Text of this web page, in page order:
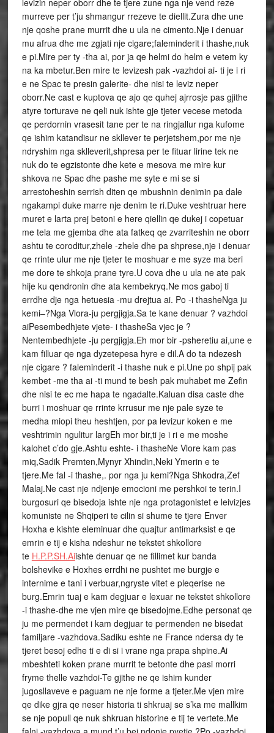
levizin neper oborr dhe te tjere zune nga nje vend reze
murreve per t’ju shmangur rrezeve te diellit.Zura dhe une
nje qoshe prane murrit dhe u ula ne cimento.Nje i denuar
mu afrua dhe me zgjati nje cigare;faleminderit i thashe,nuk
e pi.Mire per ty -tha ai, por ja qe helmi do helm e vetem ky
na ka mbetur.Ben mire te levizesh pak -vazhdoi ai- ti je i ri
e ne Spac te presin galerite- dhe nisi te leviz neper
oborr.Ne cast e kuptova qe ajo qe quhej ajrrosje pas gjithe
atyre torturave ne qeli nuk ishte gje tjeter vecese metoda
qe perdornin vrasesit tane per te na ringjallur nga kufome
qe ishim katandisur ne skllever te perjetshem,por me nje
ndryshim nga sklleverit,shpresa per te fituar lirine tek ne
nuk do te egzistonte dhe kete e mesova me mire kur
shkova ne Spac dhe pashe me syte e mi se si
arrestoheshin serrish diten qe mbushnin denimin pa dale
ngakampi duke marre nje denim te ri.Duke veshtruar here
muret e larta prej betoni e here qiellin qe dukej i copetuar
me tela me gjemba dhe ata fatkeq qe zvarriteshin ne oborr
ashtu te coroditur,zhele -zhele dhe pa shprese,nje i denuar
qe rrinte ulur me nje tjeter te moshuar e me syze ma beri
me dore te shkoja prane tyre.U cova dhe u ula ne ate pak
hije ku qendronin dhe ata kembekryq.Ne mos gaboj ti
errdhe dje nga hetuesia -mu drejtua ai. Po -i thasheNga ju
kemi–?Nga Vlora-ju pergjigja.Sa te kane denuar ? vazhdoi
aiPesembedhjete vjete- i thasheSa vjec je ?
Nentembedhjete -ju pergjigja.Eh mor bir -psheretiu ai,une e
kam filluar qe nga dyzetepesa hyre e dil.A do ta ndezesh
nje cigare ? faleminderit -i thashe nuk e pi.Une po shpij pak
kembet -me tha ai -ti mund te besh pak muhabet me Zefin
dhe nisi te ec me hapa te ngadalte.Kaluan disa caste dhe
burri i moshuar qe rrinte krrusur me nje pale syze te
medha miopi theu heshtjen, por pa levizur koken e me
veshtrimin ngulitur largEh mor bir,ti je i ri e me moshe
kalohet c’do gje.Ashtu eshte- i thasheNe Vlore kam pas
miq,Sadik Premten,Mynyr Xhindin,Neki Ymerin e te
tjere.Me fal -i thashe,. por nga ju kemi?Nga Shkodra,Zef
Malaj.Ne cast nje ndjenje emocioni me pershkoi te terin.I
burgosuri qe bisedoja ishte nje nga protagonistet e leivizjes
komuniste ne Shqiperi te cilin si shume te tjere Enver
Hoxha e kishte eleminuar dhe quajtur antimarksist e qe
emrin e tij e kisha ndeshur ne tekstet shkollore
te H.P.P.SH.Aiishte denuar qe ne fillimet kur banda
bolshevike e Hoxhes errdhi ne pushtet me burgje e
internime e tani i verbuar,ngryste vitet e pleqerise ne
burg.Emrin tuaj e kam degjuar e lexuar ne tekstet shkollore
-i thashe-dhe me vjen mire qe bisedojme.Edhe personat qe
ju me permendet i kam degjuar te permenden ne bisedat
familjare -vazhdova.Sadiku eshte ne France ndersa dy te
tjeret besoj edhe ti e di si i vrane nga prapa shpine.Ai
mbeshteti koken prane murrit te betonte dhe pasi morri
fryme thelle vazhdoi-Te gjithe ne qe ishim kunder
jugosllaveve e paguam ne nje forme a tjeter.Me vjen mire
qe dike gjra qe neser historia ti shkruaj se s’ka me mallkim
se nje popull qe nuk shkruan historine e tij te vertete.Me